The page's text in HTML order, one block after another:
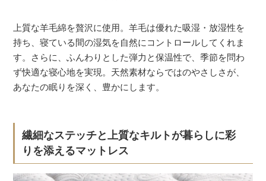
上質な羊毛綿を贅沢に使用。羊毛は優れた吸湿・放湿性を
持ち、寝ている間の湿気を自然にコントロールしてくれま
す。さらに、ふんわりとした弾力と保温性で、季節を問わ
ず快適な寝心地を実現。天然素材ならではのやさしさが、
あなたの眠りを深く、豊かにします。
繊細なステッチと上質なキルトが暮らしに彩
りを添えるマットレス